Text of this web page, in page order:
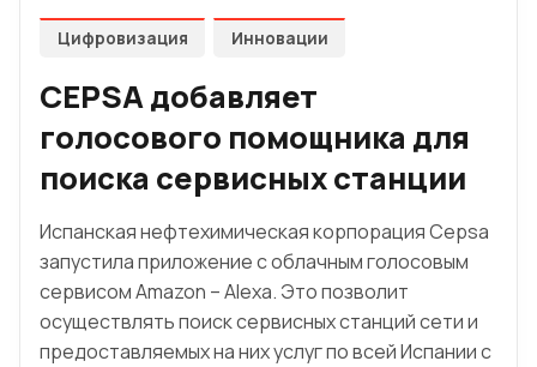
Цифровизация Инновации
CEPSA добавляет
голосового помощника для
поиска сервисных станции
Испанская нефтехимическая корпорация Cepsa
запустила приложение с облачным голосовым
сервисом Amazon – Alexa. Это позволит
осуществлять поиск сервисных станций сети и
предоставляемых на них услуг по всей Испании с